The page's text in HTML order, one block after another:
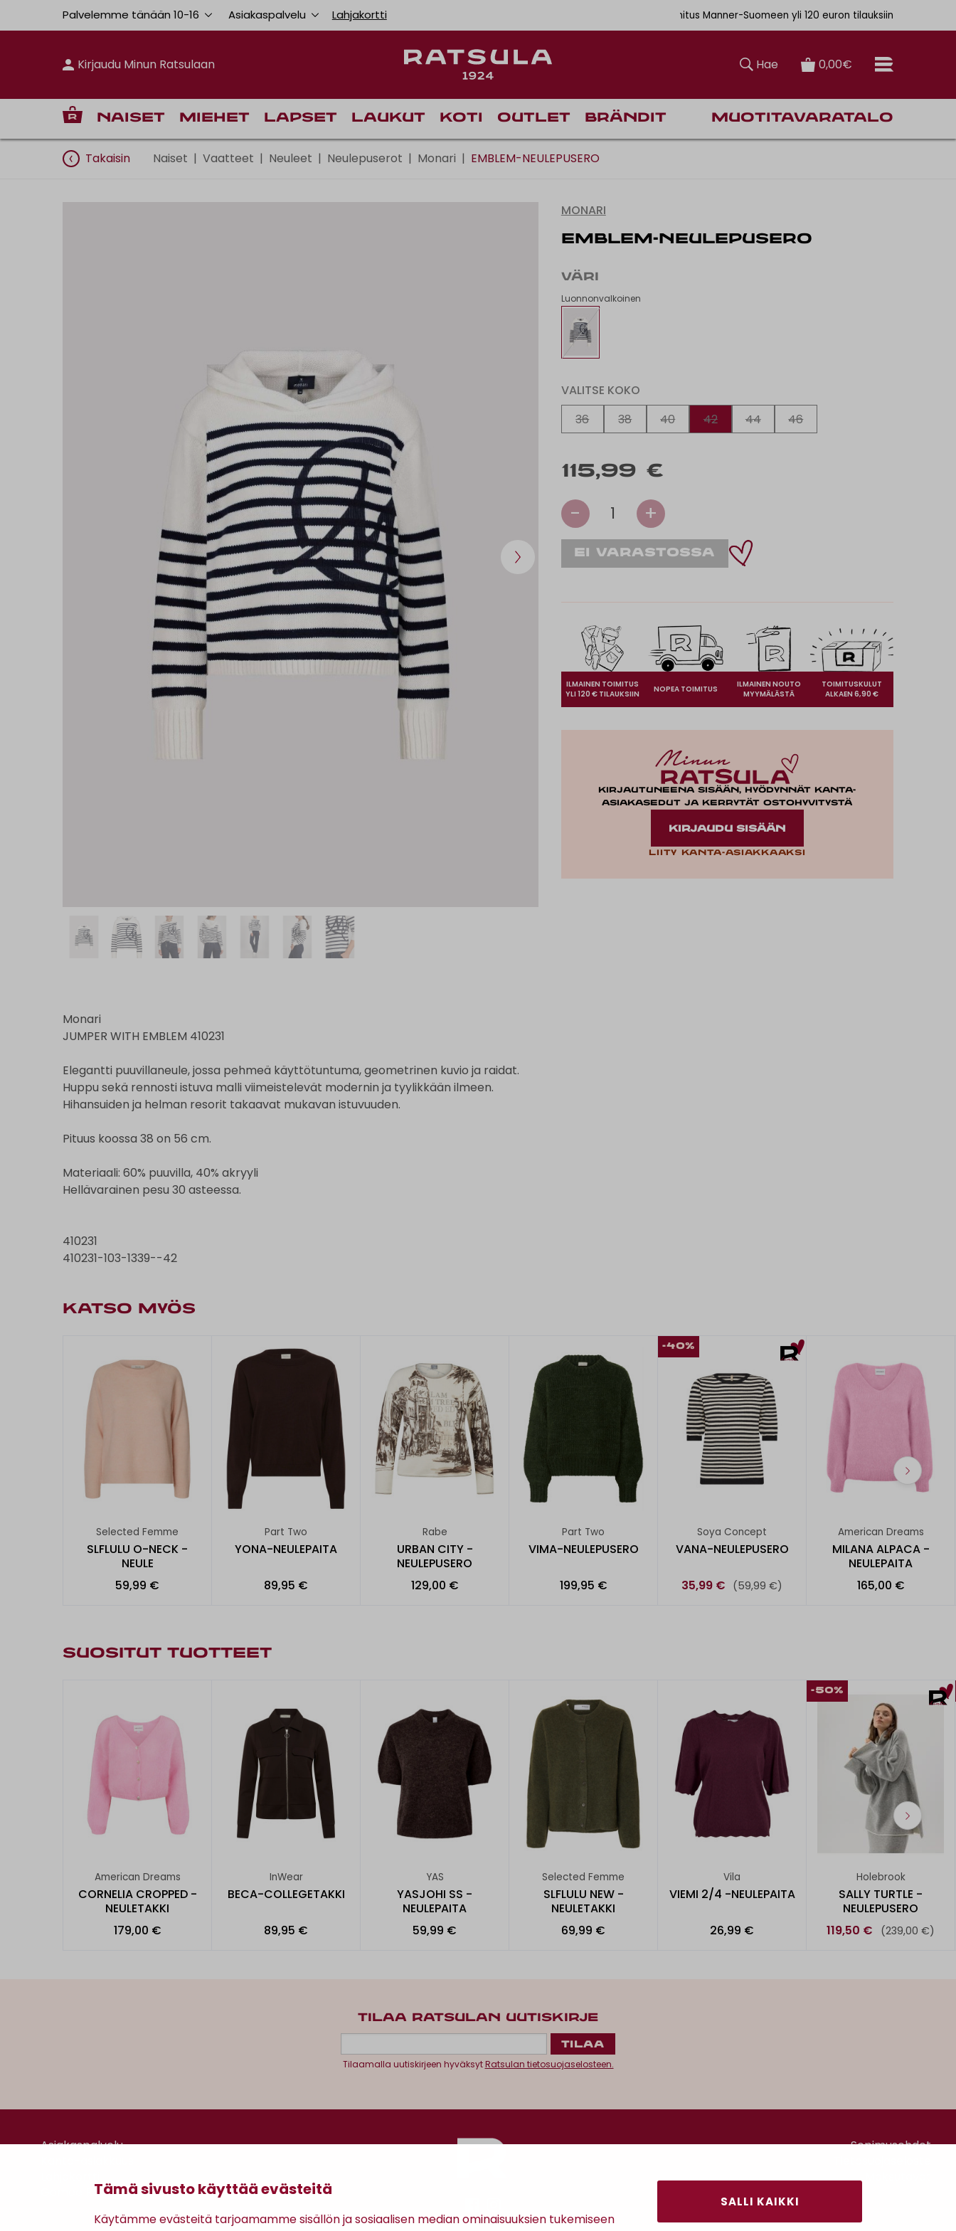
Tämä sivusto käyttää evästeitä
Käytämme evästeitä tarjoamamme sisällön ja sosiaalisen median ominaisuuksien tukemiseen
SALLI KAIKKI
Palvelemme tänään 10-16 Asiakaspalvelu Lahjakortti Ilmainen toimitus Manner-Suomeen yli 120 euron tilauksiin
Kirjaudu Minun Ratsulaan Hae 0,00€
Naiset Miehet Lapset Laukut Koti Outlet Brändit Muotitavaratalo
Takaisin Naiset | Vaatteet | Neuleet | Neulepuserot | Monari | EMBLEM-NEULEPUSERO
Monari
JUMPER WITH EMBLEM 410231
Elegantti puuvillaneule, jossa pehmeä käyttötuntuma, geometrinen kuvio ja raidat.
Huppu sekä rennosti istuva malli viimeistelevät modernin ja tyylikkään ilmeen.
Hihansuiden ja helman resorit takaavat mukavan istuvuuden.
Pituus koossa 38 on 56 cm.
Materiaali: 60% puuvilla, 40% akryyli
Hellävarainen pesu 30 asteessa.
410231
410231-103-1339--42
MONARI
EMBLEM-NEULEPUSERO
VÄRI
Luonnonvalkoinen
VALITSE KOKO
36
38 40 42 44 46
115,99 €
- 1 +
ILMAINEN TOIMITUS
YLI 120 € TILAUKSIIN
NOPEA TOIMITUS
ILMAINEN NOUTO
MYYMÄLÄSTÄ
TOIMITUSKULUT
ALKAEN 6,90 €
Kirjautuneena sisään, hyödynnät kanta-
asiakasedut ja kerrytät ostohyvitystä
KIRJAUDU SISÄÄN
Liity kanta-asiakkaaksi
KATSO MYÖS
Selected Femme
SLFLULU O-NECK -
NEULE
59,99 €
Part Two
YONA-NEULEPAITA
89,95 €
Rabe
URBAN CITY -
NEULEPUSERO
129,00 €
Part Two
VIMA-NEULEPUSERO
199,95 €
-40%
Soya Concept
VANA-NEULEPUSERO
35,99 € (59,99 €)
American Dreams
MILANA ALPACA -
NEULEPAITA
165,00 €
SUOSITUT TUOTTEET
American Dreams
CORNELIA CROPPED -
NEULETAKKI
179,00 €
InWear
BECA-COLLEGETAKKI
89,95 €
YAS
YASJOHI SS -
NEULEPAITA
59,99 €
Selected Femme
SLFLULU NEW -
NEULETAKKI
69,99 €
Vila
VIEMI 2/4 -NEULEPAITA
26,99 €
-50%
Holebrook
SALLY TURTLE -
NEULEPUSERO
119,50 €
(239,00 €)
TILAA RATSULAN UUTISKIRJE
Tilaamalla uutiskirjeen hyväksytRatsulan tietosuojaselosteen.
Asiakaspalvelu
Gomee Ratsula Café
Sopimusehdot